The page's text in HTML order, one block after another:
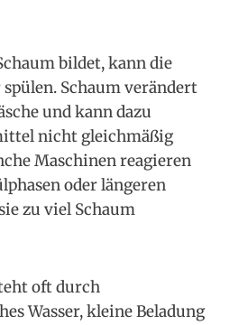
bildet, kann die
Schaum verändert
und kann dazu
nicht gleichmäßig
Maschinen reagieren
oder längeren
zu viel Schaum
oft durch
Wasser, kleine Beladung